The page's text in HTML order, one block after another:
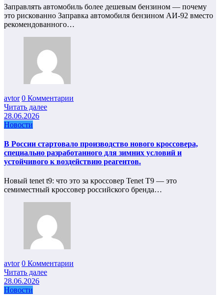
Заправлять автомобиль более дешевым бензином — почему
это рискованно Заправка автомобиля бензином АИ‑92 вместо
рекомендованного…
avtor 0 Комментарии
Читать далее
28.06.2026
Новости
В России стартовало производство нового кроссовера,
специально разработанного для зимних условий и
устойчивого к воздействию реагентов.
Новый tenet t9: что это за кроссовер Tenet T9 — это
семиместный кроссовер российского бренда…
avtor 0 Комментарии
Читать далее
28.06.2026
Новости